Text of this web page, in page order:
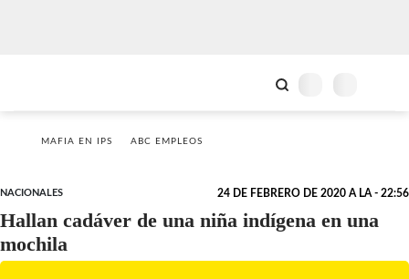
MAFIA EN IPS ABC EMPLEOS
NACIONALES 24 DE FEBRERO DE 2020 A LA - 22:56
Hallan cadáver de una niña indígena en una
mochila